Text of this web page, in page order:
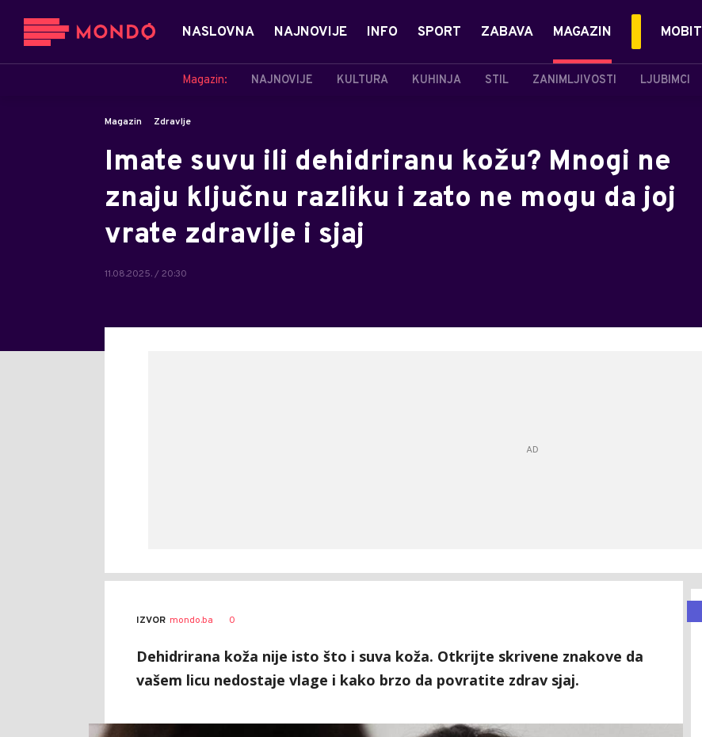
NASLOVNA NAJNOVIJE INFO SPORT ZABAVA MAGAZIN
Magazin: NAJNOVIJE KULTURA KUHINJA STIL ZANIMLJIVOSTI LJUBIMCI
MOBIT
Magazin Zdravlje
Imate suvu ili dehidriranu kožu? Mnogi ne
znaju ključnu razliku i zato ne mogu da joj
vrate zdravlje i sjaj
11.08.2025. / 20:30
IZVOR mondo.ba 0
Dehidrirana koža nije isto što i suva koža. Otkrijte skrivene znakove da
vašem licu nedostaje vlage i kako brzo da povratite zdrav sjaj.